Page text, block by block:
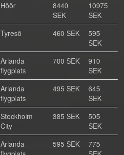
Höör
8440
SEK
10975
SEK
Tyresö 460 SEK
595
SEK
Arlanda
flygplats
700 SEK
910
SEK
Arlanda
flygplats
495 SEK
645
SEK
Stockholm
City
385 SEK
505
SEK
Arlanda
595 SEK
775